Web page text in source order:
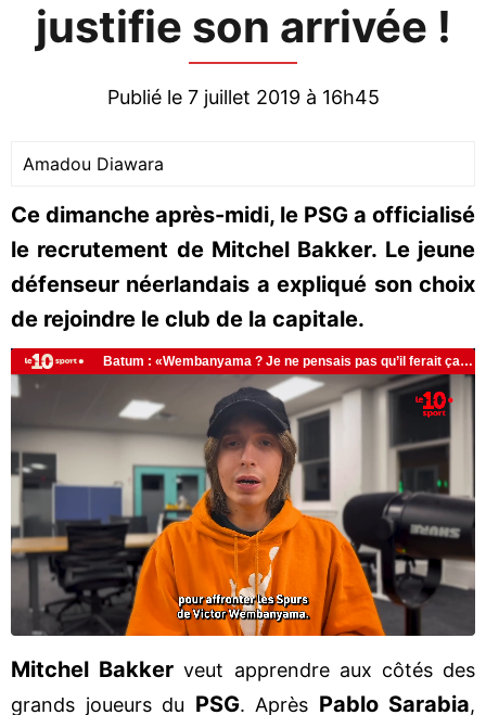
justifie son arrivée !
Publié le 7 juillet 2019 à 16h45
Amadou Diawara
Ce dimanche après-midi, le PSG a officialisé
le recrutement de Mitchel Bakker. Le jeune
défenseur néerlandais a expliqué son choix
de rejoindre le club de la capitale.
Mitchel Bakker veut apprendre aux côtés des
grands joueurs du PSG. Après Pablo Sarabia,